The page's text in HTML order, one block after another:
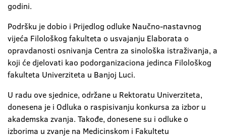
godini.
Podršku je dobio i Prijedlog odluke Naučno-nastavnog
vijeća Filološkog fakulteta o usvajanju Elaborata o
opravdanosti osnivanja Centra za sinološka istraživanja, a
koji će djelovati kao podorganizaciona jedinca Filološkog
fakulteta Univerziteta u Banjoj Luci.
U radu ove sjednice, održane u Rektoratu Univerziteta,
donesena je i Odluka o raspisivanju konkursa za izbor u
akademska zvanja. Takođe, donesene su i odluke o
izborima u zvanje na Medicinskom i Fakultetu